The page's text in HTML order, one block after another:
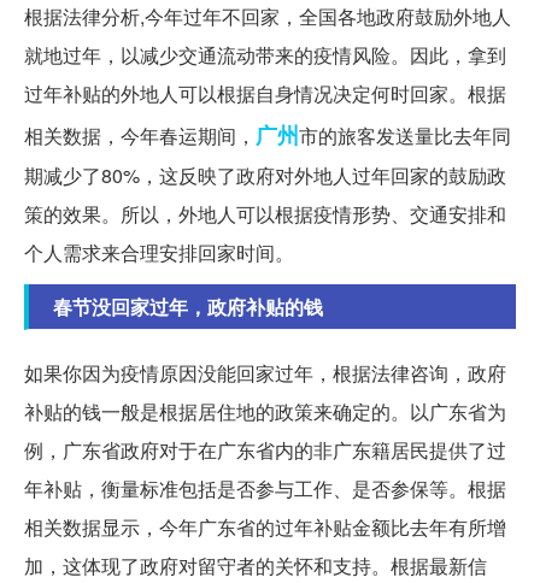
根据法律分析,今年过年不回家，全国各地政府鼓励外地人
就地过年，以减少交通流动带来的疫情风险。因此，拿到
过年补贴的外地人可以根据自身情况决定何时回家。根据
相关数据，今年春运期间， 广州市的旅客发送量比去年同
期减少了80%，这反映了政府对外地人过年回家的鼓励政
策的效果。所以，外地人可以根据疫情形势、交通安排和
个人需求来合理安排回家时间。
春节没回家过年，政府补贴的钱
如果你因为疫情原因没能回家过年，根据法律咨询，政府
补贴的钱一般是根据居住地的政策来确定的。以广东省为
例，广东省政府对于在广东省内的非广东籍居民提供了过
年补贴，衡量标准包括是否参与工作、是否参保等。根据
相关数据显示，今年广东省的过年补贴金额比去年有所增
加，这体现了政府对留守者的关怀和支持。根据最新信